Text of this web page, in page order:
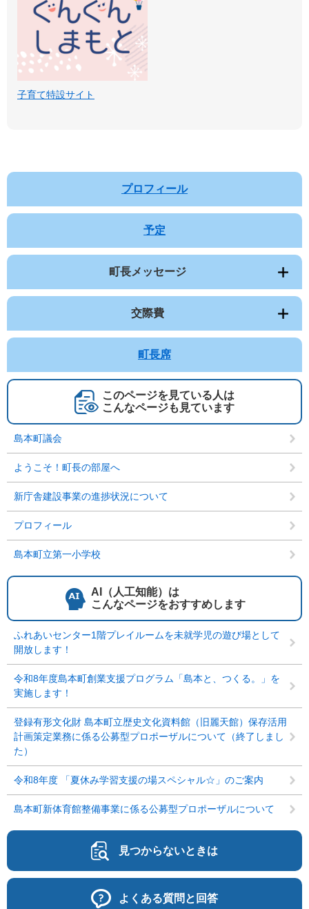
子育て特設サイト
プロフィール
予定
町長メッセージ
交際費
町長席
このページを見ている人は
こんなページも見ています
島本町議会
ようこそ！町長の部屋へ
新庁舎建設事業の進捗状況について
プロフィール
島本町立第一小学校
AI（人工知能）は
こんなページをおすすめします
ふれあいセンター1階プレイルームを未就学児の遊び場として
開放します！
令和8年度島本町創業支援プログラム「島本と、つくる。」を
実施します！
登録有形文化財 島本町立歴史文化資料館（旧麗天館）保存活用
計画策定業務に係る公募型プロポーザルについて（終了しまし
た）
令和8年度 「夏休み学習支援の場スペシャル☆」のご案内
島本町新体育館整備事業に係る公募型プロポーザルについて
見つからないときは
よくある質問と回答